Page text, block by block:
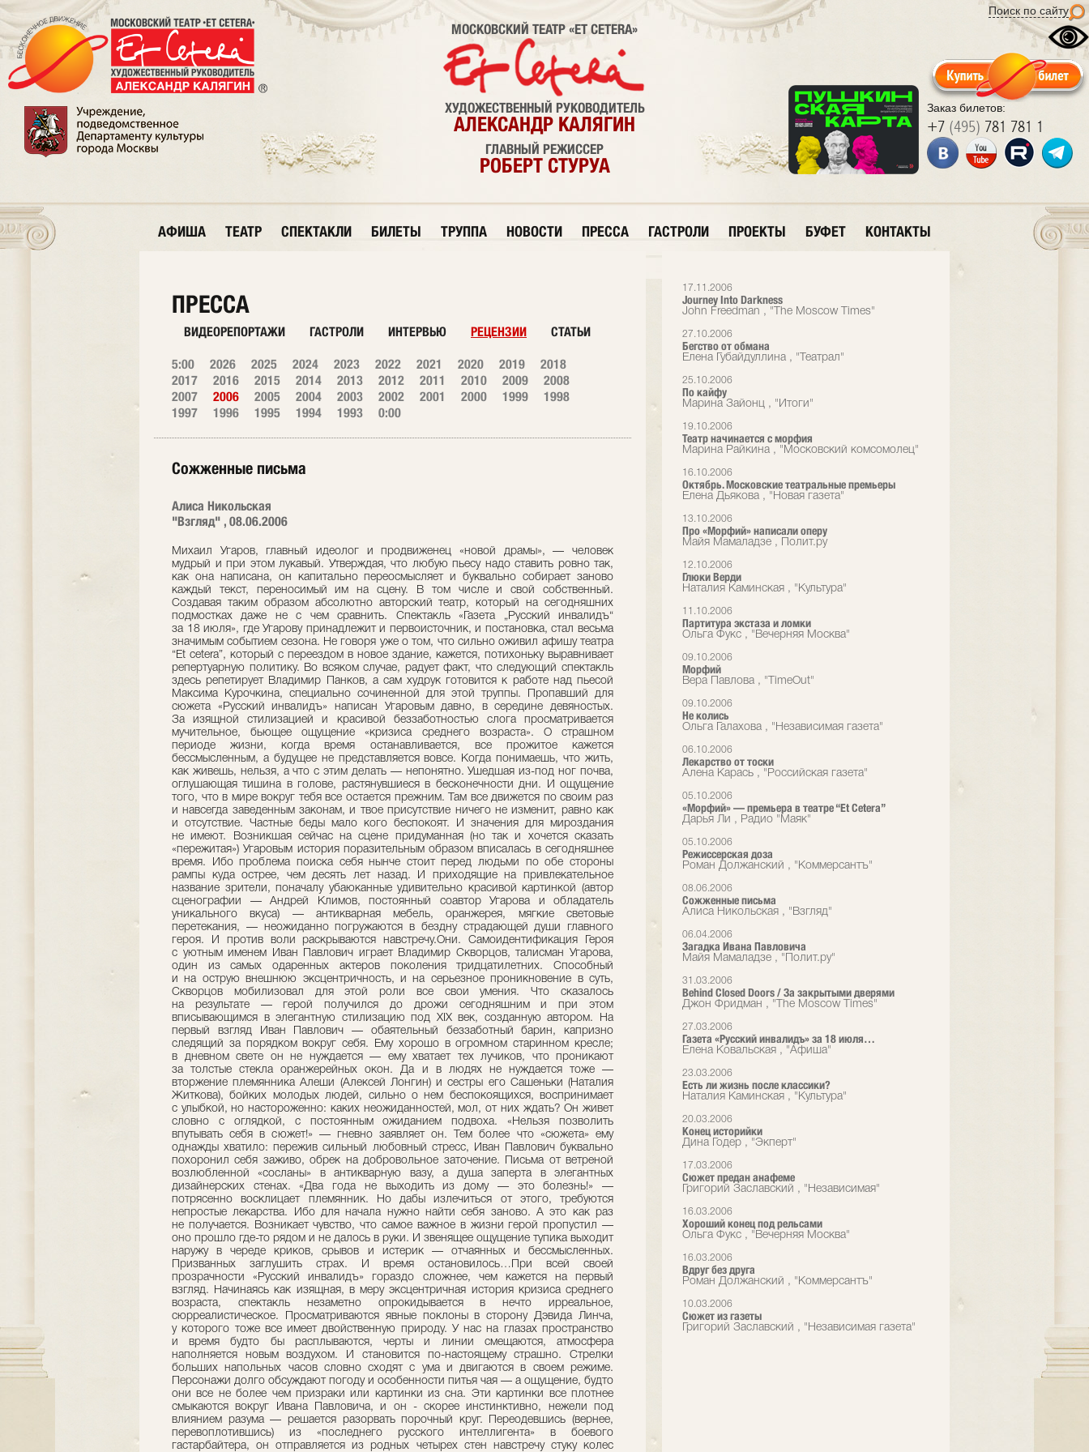
Поиск по сайту
Заказ билетов:
+7 (495) 781 781 1
МОСКОВСКИЙ ТЕАТР «ET CETERA»
ХУДОЖЕСТВЕННЫЙ РУКОВОДИТЕЛЬ
АЛЕКСАНДР КАЛЯГИН
ГЛАВНЫЙ РЕЖИССЕР
РОБЕРТ СТУРУА
АФИША ТЕАТР СПЕКТАКЛИ БИЛЕТЫ ТРУППА НОВОСТИ ПРЕССА ГАСТРОЛИ ПРОЕКТЫ БУФЕТ КОНТАКТЫ
17.11.2006
Journey Into Darkness
John Freedman , "The Moscow Times"
27.10.2006
Бегство от обмана
Елена Губайдуллина , "Театрал"
25.10.2006
По кайфу
Марина Зайонц , "Итоги"
19.10.2006
Театр начинается с морфия
Марина Райкина , "Московский комсомолец"
16.10.2006
Октябрь. Московские театральные премьеры
Елена Дьякова , "Новая газета"
13.10.2006
Про «Морфий» написали оперу
Майя Мамаладзе , Полит.ру
12.10.2006
Глюки Верди
Наталия Каминская , "Культура"
11.10.2006
Партитура экстаза и ломки
Ольга Фукс , "Вечерняя Москва"
09.10.2006
Морфий
Вера Павлова , "TimeOut"
09.10.2006
Не колись
Ольга Галахова , "Независимая газета"
06.10.2006
Лекарство от тоски
Алена Карась , "Российская газета"
05.10.2006
«Морфий» — премьера в театре “Et Cetera”
Дарья Ли , Радио "Маяк"
05.10.2006
Режиссерская доза
Роман Должанский , "Коммерсантъ"
08.06.2006
Сожженные письма
Алиса Никольская , "Взгляд"
06.04.2006
Загадка Ивана Павловича
Майя Мамаладзе , "Полит.ру"
31.03.2006
Behind Closed Doors / За закрытыми дверями
Джон Фридман , "The Moscow Times"
27.03.2006
Газета «Русский инвалидъ» за 18 июля…
Елена Ковальская , "Афиша"
23.03.2006
Есть ли жизнь после классики?
Наталия Каминская , "Культура"
20.03.2006
Конец историйки
Дина Годер , "Экперт"
17.03.2006
Сюжет предан анафеме
Григорий Заславский , "Независимая"
16.03.2006
Хороший конец под рельсами
Ольга Фукс , "Вечерняя Москва"
16.03.2006
Вдруг без друга
Роман Должанский , "Коммерсантъ"
10.03.2006
Сюжет из газеты
Григорий Заславский , "Независимая газета"
ПРЕССА
ВИДЕОРЕПОРТАЖИ ГАСТРОЛИ ИНТЕРВЬЮ РЕЦЕНЗИИ СТАТЬИ
5:00 2026 2025 2024 2023 2022 2021 2020 2019
2018
2017
2016 2015 2014 2013 2012 2011 2010 2009
2008
2007
2006 2005 2004 2003 2002 2001 2000 1999
1998
1997
1996 1995 1994 1993 0:00
Сожженные письма
Алиса Никольская
"Взгляд" , 08.06.2006
Михаил Угаров, главный идеолог и продвиженец «новой драмы», — человек
мудрый и при этом лукавый. Утверждая, что любую пьесу надо ставить ровно так,
как она написана, он капитально переосмысляет и буквально собирает заново
каждый текст, переносимый им на сцену. В том числе и свой собственный.
Создавая таким образом абсолютно авторский театр, который на сегодняшних
подмостках даже не с чем сравнить. Спектакль «Газета „Русский инвалидъ“
за 18 июля», где Угарову принадлежит и первоисточник, и постановка, стал весьма
значимым событием сезона. Не говоря уже о том, что сильно оживил афишу театра
“Et cetera”, который с переездом в новое здание, кажется, потихоньку выравнивает
репертуарную политику. Во всяком случае, радует факт, что следующий спектакль
здесь репетирует Владимир Панков, а сам худрук готовится к работе над пьесой
Максима Курочкина, специально сочиненной для этой труппы. Пропавший для
сюжета «Русский инвалидъ» написан Угаровым давно, в середине девяностых.
За изящной стилизацией и красивой беззаботностью слога просматривается
мучительное, бьющее ощущение «кризиса среднего возраста». О страшном
периоде жизни, когда время останавливается, все прожитое кажется
бессмысленным, а будущее не представляется вовсе. Когда понимаешь, что жить,
как живешь, нельзя, а что с этим делать — непонятно. Ушедшая из-под ног почва,
оглушающая тишина в голове, растянувшиеся в бесконечности дни. И ощущение
того, что в мире вокруг тебя все остается прежним. Там все движется по своим раз
и навсегда заведенным законам, и твое присутствие ничего не изменит, равно как
и отсутствие. Частные беды мало кого беспокоят. И значения для мироздания
не имеют. Возникшая сейчас на сцене придуманная (но так и хочется сказать
«пережитая») Угаровым история поразительным образом вписалась в сегодняшнее
время. Ибо проблема поиска себя нынче стоит перед людьми по обе стороны
рампы куда острее, чем десять лет назад. И приходящие на привлекательное
название зрители, поначалу убаюканные удивительно красивой картинкой (автор
сценографии — Андрей Климов, постоянный соавтор Угарова и обладатель
уникального вкуса) — антикварная мебель, оранжерея, мягкие световые
перетекания, — неожиданно погружаются в бездну страдающей души главного
героя. И против воли раскрываются навстречу.Они. Самоидентификация Героя
с уютным именем Иван Павлович играет Владимир Скворцов, талисман Угарова,
один из самых одаренных актеров поколения тридцатилетних. Способный
и на острую внешнюю эксцентричность, и на серьезное проникновение в суть,
Скворцов мобилизовал для этой роли все свои умения. Что сказалось
на результате — герой получился до дрожи сегодняшним и при этом
вписывающимся в элегантную стилизацию под XIX век, созданную автором. На
первый взгляд Иван Павлович — обаятельный беззаботный барин, капризно
следящий за порядком вокруг себя. Ему хорошо в огромном старинном кресле;
в дневном свете он не нуждается — ему хватает тех лучиков, что проникают
за толстые стекла оранжерейных окон. Да и в людях не нуждается тоже —
вторжение племянника Алеши (Алексей Лонгин) и сестры его Сашеньки (Наталия
Житкова), бойких молодых людей, сильно о нем беспокоящихся, воспринимает
с улыбкой, но настороженно: каких неожиданностей, мол, от них ждать? Он живет
словно с оглядкой, с постоянным ожиданием подвоха. «Нельзя позволить
впутывать себя в сюжет!» — гневно заявляет он. Тем более что «сюжета» ему
однажды хватило: пережив сильный любовный стресс, Иван Павлович буквально
похоронил себя заживо, обрек на добровольное заточение. Письма от ветреной
возлюбленной «сосланы» в антикварную вазу, а душа заперта в элегантных
дизайнерских стенах. «Два года не выходить из дому — это болезнь!» —
потрясенно восклицает племянник. Но дабы излечиться от этого, требуются
непростые лекарства. Ибо для начала нужно найти себя заново. А это как раз
не получается. Возникает чувство, что самое важное в жизни герой пропустил —
оно прошло где-то рядом и не далось в руки. И звенящее ощущение тупика выходит
наружу в череде криков, срывов и истерик — отчаянных и бессмысленных.
Призванных заглушить страх. И время остановилось…При всей своей
прозрачности «Русский инвалидъ» гораздо сложнее, чем кажется на первый
взгляд. Начинаясь как изящная, в меру эксцентричная история кризиса среднего
возраста, спектакль незаметно опрокидывается в нечто ирреальное,
сюрреалистическое. Просматриваются явные поклоны в сторону Дэвида Линча,
у которого тоже все имеет двойственную природу. У нас на глазах пространство
и время будто бы расплываются, черты и линии смещаются, атмосфера
наполняется новым воздухом. И становится по-настоящему страшно. Стрелки
больших напольных часов словно сходят с ума и двигаются в своем режиме.
Персонажи долго обсуждают погоду и особенности питья чая — а ощущение, будто
они все не более чем призраки или картинки из сна. Эти картинки все плотнее
смыкаются вокруг Ивана Павловича, и он - скорее инстинктивно, нежели под
влиянием разума — решается разорвать порочный круг. Переодевшись (вернее,
перевоплотившись) из «последнего русского интеллигента» в боевого
гастарбайтера, он отправляется из родных четырех стен навстречу стуку колес